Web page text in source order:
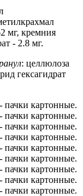
мг, кремния
- 2.8 мг.
: целлюлоза
гексагидрат
пачки картонные.
пачки картонные.
пачки картонные.
пачки картонные.
пачки картонные.
пачки картонные.
пачки картонные.
пачки картонные.
пачки картонные.